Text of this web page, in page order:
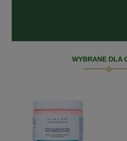
WYBRANE DLA